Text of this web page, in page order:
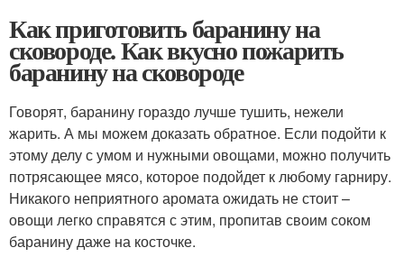
Как приготовить баранину на
сковороде. Как вкусно пожарить
баранину на сковороде
Говорят, баранину гораздо лучше тушить, нежели
жарить. А мы можем доказать обратное. Если подойти к
этому делу с умом и нужными овощами, можно получить
потрясающее мясо, которое подойдет к любому гарниру.
Никакого неприятного аромата ожидать не стоит –
овощи легко справятся с этим, пропитав своим соком
баранину даже на косточке.